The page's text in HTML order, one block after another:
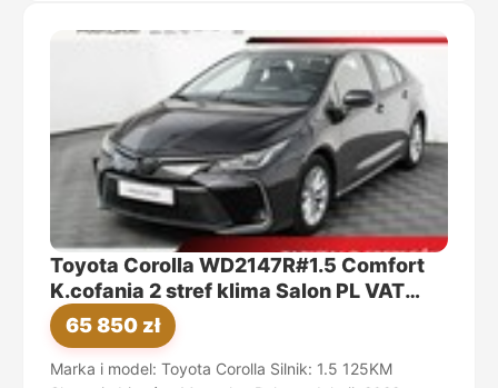
Toyota Corolla WD2147R#1.5 Comfort
K.cofania 2 stref klima Salon PL VAT
23%
65 850 zł
Marka i model: Toyota Corolla Silnik: 1.5 125KM